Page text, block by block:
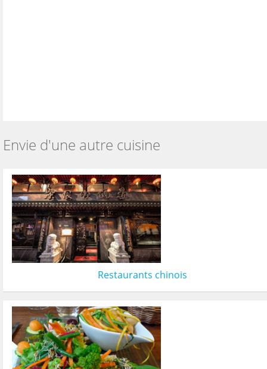
Envie d'une autre cuisine
Restaurants chinois